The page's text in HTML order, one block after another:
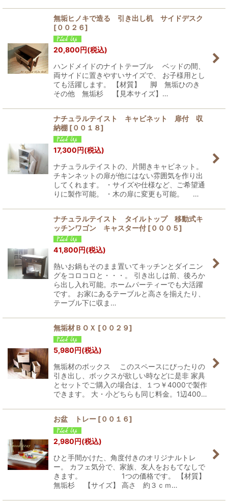
無垢ヒノキで造る 引き出し机 サイドデスク
[００２６]
20,800円(税込)
ハンドメイドのナイトテーブル ベッドの間、
両サイドに置きやすいサイズで、 お子様用とし
ても活躍します。 【材質】 脚 無垢ひのき
その他 無垢杉 【見本サイズ】…
ナチュラルテイスト キャビネット 扉付 収
納棚 [００１８]
17,300円(税込)
ナチュラルテイストの、片開きキャビネット。
チキンネットの扉が他にはない雰囲気を作り出
してくれます。 ・サイズや仕様など、ご希望通
りに製作可能。 ・木の扉に変更も可能。 …
ナチュラルテイスト タイルトップ 移動式キ
ッチンワゴン キャスター付 [０００５]
41,800円(税込)
熱いお鍋もそのまま置いてキッチンとダイニン
グをコロコロと・・・。 引き出しは前、後ろか
ら出し入れ可能。ホームパーティーでも大活躍
です。 お家にあるテーブルと高さを揃えたり、
テーブル下に収ま…
無垢材ＢＯＸ [００２９]
5,980円(税込)
無垢材のボックス このスペースにぴったりの
引き出し、ボックスが欲しい時などに是非 家具
とセットでご購入の場合は、１つ￥4000で製作
できます。 大・小どちらも同じ料金。1辺400…
お盆 トレー [００１６]
2,980円(税込)
ひと手間かけた、角度付きのオリジナルトレ
ー。 カフェ気分で、家族、友人をおもてなしで
きます。 1つの価格です。 【材質】
無垢杉 【サイズ】 高さ 約３ｃｍ…